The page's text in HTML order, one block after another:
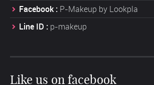
Facebook : P-Makeup by Lookpla
Line ID : p-makeup
Like us on facebook